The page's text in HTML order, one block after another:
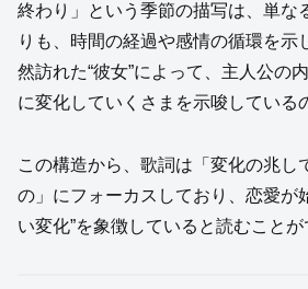
終わり」という季節の描写は、単な
りも、時間の経過や感情の循環を示
然訪れた“彼女”によって、主人公の
に変化していくさまを示唆している
この構造から、歌詞は「変化の兆し
の」にフォーカスしており、恋愛が
い変化”を象徴していると読むことが